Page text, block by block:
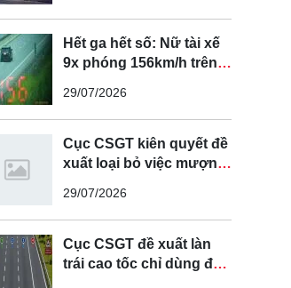
Hết ga hết số: Nữ tài xế
9x phóng 156km/h trên
29/07/2026
Cục CSGT kiên quyết đề
xuất loại bỏ việc mượn
để vượt xe
29/07/2026
Cục CSGT đề xuất làn
trái cao tốc chỉ dùng để